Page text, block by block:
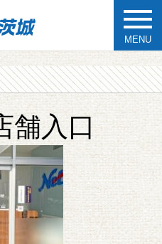
MENU
舗入口